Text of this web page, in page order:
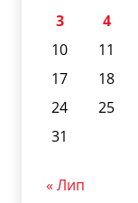
3
4
10
11
17
18
24
25
31
« Лип